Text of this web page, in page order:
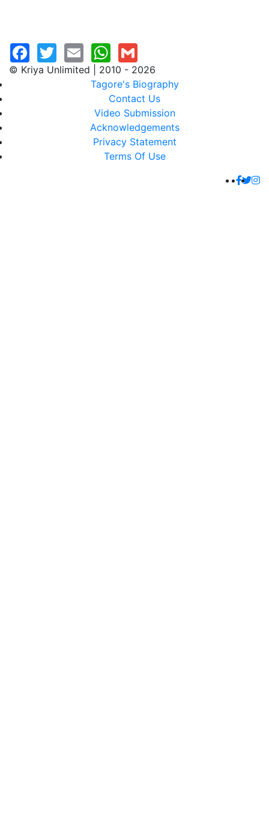
© Kriya Unlimited | 2010 - 2026
Tagore's Biography
Contact Us
Video Submission
Acknowledgements
Privacy Statement
Terms Of Use